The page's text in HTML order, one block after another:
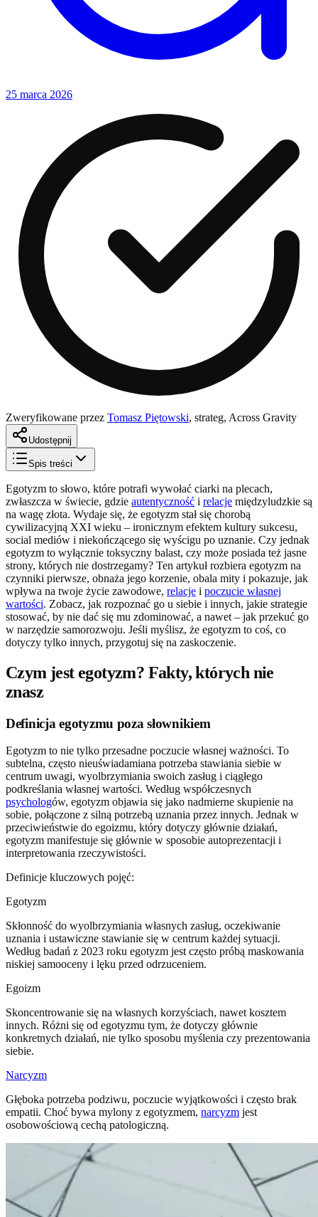
25 marca 2026
Zweryfikowane przez Tomasz Piętowski, strateg, Across Gravity
Udostępnij
Spis treści
Egotyzm to słowo, które potrafi wywołać ciarki na plecach,
zwłaszcza w świecie, gdzie autentyczność i relacje międzyludzkie są
na wagę złota. Wydaje się, że egotyzm stał się chorobą
cywilizacyjną XXI wieku – ironicznym efektem kultury sukcesu,
social mediów i niekończącego się wyścigu po uznanie. Czy jednak
egotyzm to wyłącznie toksyczny balast, czy może posiada też jasne
strony, których nie dostrzegamy? Ten artykuł rozbiera egotyzm na
czynniki pierwsze, obnaża jego korzenie, obala mity i pokazuje, jak
wpływa na twoje życie zawodowe, relacje i poczucie własnej
wartości. Zobacz, jak rozpoznać go u siebie i innych, jakie strategie
stosować, by nie dać się mu zdominować, a nawet – jak przekuć go
w narzędzie samorozwoju. Jeśli myślisz, że egotyzm to coś, co
dotyczy tylko innych, przygotuj się na zaskoczenie.
Czym jest egotyzm? Fakty, których nie
znasz
Definicja egotyzmu poza słownikiem
Egotyzm to nie tylko przesadne poczucie własnej ważności. To
subtelna, często nieuświadamiana potrzeba stawiania siebie w
centrum uwagi, wyolbrzymiania swoich zasług i ciągłego
podkreślania własnej wartości. Według współczesnych
psychologów, egotyzm objawia się jako nadmierne skupienie na
sobie, połączone z silną potrzebą uznania przez innych. Jednak w
przeciwieństwie do egoizmu, który dotyczy głównie działań,
egotyzm manifestuje się głównie w sposobie autoprezentacji i
interpretowania rzeczywistości.
Definicje kluczowych pojęć:
Egotyzm
Skłonność do wyolbrzymiania własnych zasług, oczekiwanie
uznania i ustawiczne stawianie się w centrum każdej sytuacji.
Według badań z 2023 roku egotyzm jest często próbą maskowania
niskiej samooceny i lęku przed odrzuceniem.
Egoizm
Skoncentrowanie się na własnych korzyściach, nawet kosztem
innych. Różni się od egotyzmu tym, że dotyczy głównie
konkretnych działań, nie tylko sposobu myślenia czy prezentowania
siebie.
Narcyzm
Głęboka potrzeba podziwu, poczucie wyjątkowości i często brak
empatii. Choć bywa mylony z egotyzmem, narcyzm jest
osobowościową cechą patologiczną.